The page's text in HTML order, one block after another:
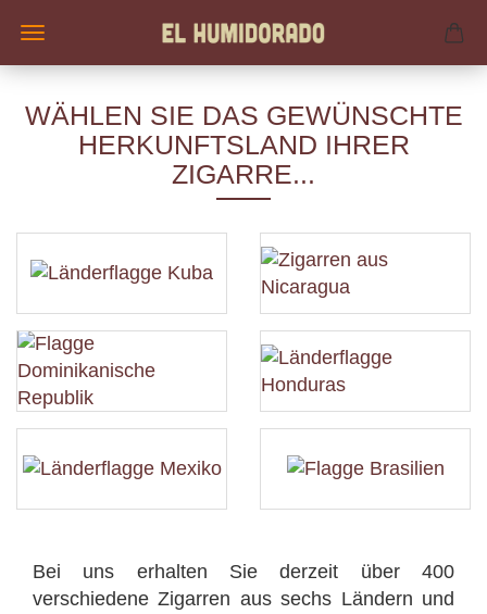
WÄHLEN SIE DAS GEWÜNSCHTE
HERKUNFTSLAND IHRER
ZIGARRE...
Bei uns erhalten Sie derzeit über 400
verschiedene Zigarren aus sechs Ländern und